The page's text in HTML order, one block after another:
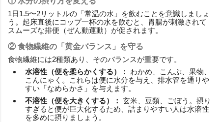
1日1.5〜2リットルの「常温の水」を飲むことを意識しましょ
う。起床直後にコップ一杯の水を飲むと、胃腸が刺激されて
スムーズな排便（ぜん動運動）が促されます。
② 食物繊維の「黄金バランス」を守る
食物繊維には2種類あり、そのバランスが重要です。
水溶性（便を柔らかくする）：
わかめ、こんぶ、果物、
こんにゃく。これらは便に水分を与え、排水管を通りや
すい「なめらかさ」を与えます。
不溶性（便を大きくする）： 玄米、豆類、ごぼう。摂り
すぎると便が巨大化するため、詰まりやすい人は水溶性
を多めに摂りましょう。